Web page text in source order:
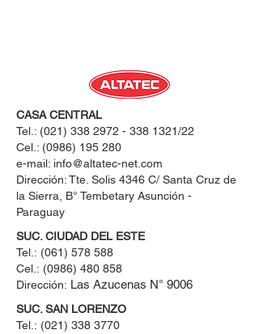
CASA CENTRAL
Tel.: (021) 338 2972 - 338 1321/22
Cel.: (0986) 195 280
e-mail: info@altatec-net.com
Dirección: Tte. Solis 4346 C/ Santa Cruz de
la Sierra, B° Tembetary Asunción -
Paraguay
SUC. CIUDAD DEL ESTE
Tel.: (061) 578 588
Cel.: (0986) 480 858
Dirección: Las Azucenas N° 9006
SUC. SAN LORENZO
Tel.: (021) 338 3770